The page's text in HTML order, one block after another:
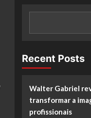
Recent Posts
Walter Gabriel
transformar a
profissionais